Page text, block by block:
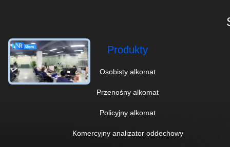
Produkty
Osobisty alkomat
Przenośny alkomat
Policyjny alkomat
Komercyjny analizator oddechowy